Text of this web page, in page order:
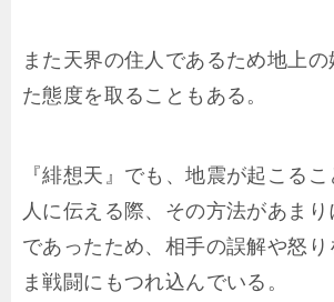
また天界の住人であるため地上
た態度を取ることもある。
『緋想天』でも、地震が起こる
人に伝える際、その方法があま
であったため、相手の誤解や怒
ま戦闘にもつれ込んでいる。